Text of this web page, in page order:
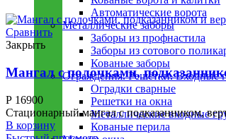
Автоматические ворота
Металлическиe заборы
Заборы из профнастила
Заборы из сотового
Кованые заборы
Ограждения. Решётки. Входные
Оградки сварные
Решетки на окна
Металлические входные
Кованые перила
Сравнить
Закрыть
Мангал c полочками,
Р 16900
Стационарный мангал с подказанником,
В корзину